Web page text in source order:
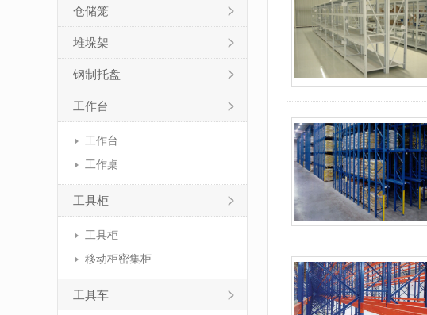
仓储笼
堆垛架
钢制托盘
工作台
工作台
工作桌
工具柜
工具柜
移动柜密集柜
工具车